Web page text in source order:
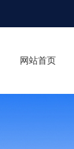
网站首页